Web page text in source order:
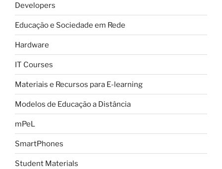
Developers
Educação e Sociedade em Rede
Hardware
IT Courses
Materiais e Recursos para E-learning
Modelos de Educação a Distância
mPeL
SmartPhones
Student Materials